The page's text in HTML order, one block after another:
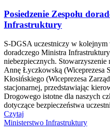
Posiedzenie Zespołu
Infrastruktury
S-DGSA uczestniczy w kolejnym
doradczego Ministra
niebezpiecznych. Stowarzyszenie
Annę Łyczkowską (Wiceprezesa
Kłosińskiego (Wiceprezesa
stacjonarnej, przedstawiając
Drogowego istotne dla naszych
dotyczące bezpieczeństwa
Czytaj
Ministerstwo Infrastruktury